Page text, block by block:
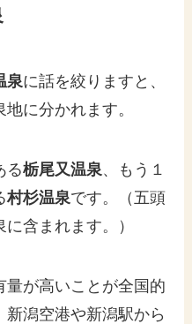
泉に話を絞りますと、
に分かれます。
る栃尾又温泉、もう１
村杉温泉です。（五頭
含まれます。）
量が高いことが全国的
潟空港や新潟駅から